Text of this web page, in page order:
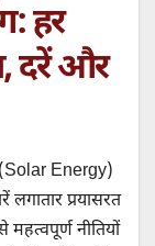
हर
दरें और
(Solar Energy)
प्रयासरत
नीतियों